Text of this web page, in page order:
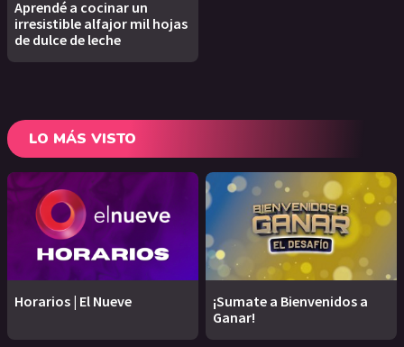
Aprendé a cocinar un
irresistible alfajor mil hojas
de dulce de leche
LO MÁS VISTO
Horarios | El Nueve
¡Sumate a Bienvenidos a
Ganar!